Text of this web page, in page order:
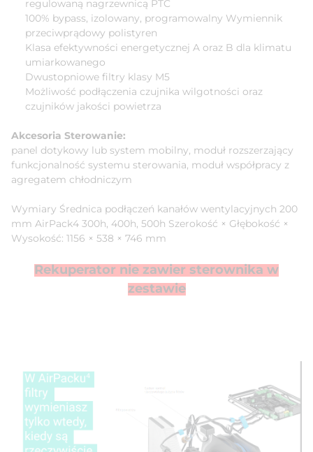
regulowaną nagrzewnicą PTC
100% bypass, izolowany, programowalny Wymiennik
przeciwprądowy polistyren
Klasa efektywności energetycznej A oraz B dla klimatu
umiarkowanego
Dwustopniowe filtry klasy M5
Możliwość podłączenia czujnika wilgotności oraz
czujników jakości powietrza
Akcesoria Sterowanie:
panel dotykowy lub system mobilny, moduł rozszerzający
funkcjonalność systemu sterowania, moduł współpracy z
agregatem chłodniczym
Wymiary Średnica podłączeń kanałów wentylacyjnych 200
mm AirPack4 300h, 400h, 500h Szerokość × Głębokość ×
Wysokość: 1156 × 538 × 746 mm
Rekuperator nie zawier sterownika w
zestawie